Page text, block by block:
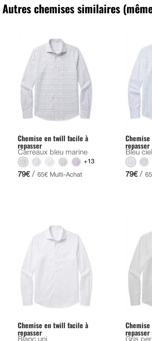
Autres chemises similaires
Chemise en twill facile à
repasser
Carreaux bleu marine
+13
79€ / 65€ Multi-Achat
repasser
Bleu
79€ /
Chemise en twill facile à
repasser
Blanc uni
repasser
Gris